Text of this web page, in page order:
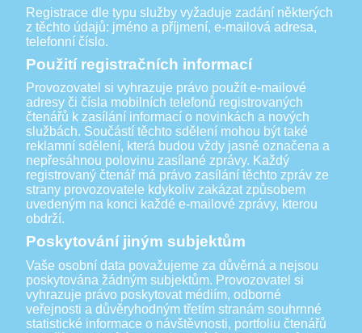
Registrace dle typu služby vyžaduje zadání některých
z těchto údajů: jméno a příjmení, e-mailová adresa,
telefonní číslo.
Použití registračních informací
Provozovatel si vyhrazuje právo použít e-mailové
adresy či čísla mobilních telefonů registrovaných
čtenářů k zasílání informací o novinkách a nových
službách. Součástí těchto sdělení mohou být také
reklamní sdělení, která budou vždy jasně označena a
nepřesáhnou polovinu zasílané zprávy. Každý
registrovaný čtenář má právo zasílání těchto zpráv ze
strany provozovatele kdykoliv zakázat způsobem
uvedeným na konci každé e-mailové zprávy, kterou
obdrží.
Poskytování jiným subjektům
Vaše osobní data považujeme za důvěrná a nejsou
poskytována žádným subjektům. Provozovatel si
vyhrazuje právo poskytovat médiím, odborné
veřejnosti a důvěryhodným třetím stranám souhrnné
statistické informace o návštěvnosti, portfoliu čtenářů